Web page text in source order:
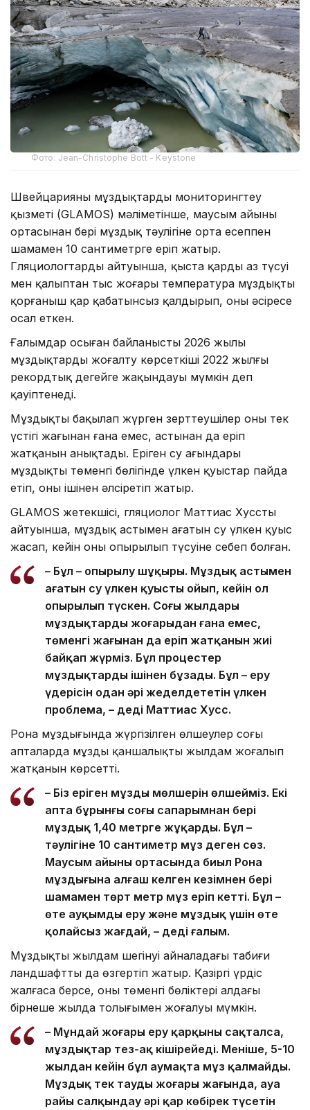
Фото: Jean-Christophe Bott - Keystone
Швейцарияның мұздықтарды мониторингтеу
қызметі (GLAMOS) мәліметінше, маусым айының
ортасынан бері мұздық тәулігіне орта есеппен
шамамен 10 сантиметрге еріп жатыр.
Гляциологтардың айтуынша, қыста қардың аз түсуі
мен қалыптан тыс жоғары температура мұздықты
қорғаныш қар қабатынсыз қалдырып, оны әсіресе
осал еткен.
Ғалымдар осыған байланысты 2026 жылы
мұздықтардың жоғалту көрсеткіші 2022 жылғы
рекордтық деңгейге жақындауы мүмкін деп
қауіптенеді.
Мұздықты бақылап жүрген зерттеушілер оның тек
үстіңгі жағынан ғана емес, астынан да еріп
жатқанын анықтады. Еріген су ағындары
мұздықтың төменгі бөлігінде үлкен қуыстар пайда
етіп, оны ішінен әлсіретіп жатыр.
GLAMOS жетекшісі, гляциолог Маттиас Хусстың
айтуынша, мұздық астымен ағатын су үлкен қуыс
жасап, кейін оның опырылып түсуіне себеп болған.
– Бұл – опырылу шұңқыры. Мұздық астымен
ағатын су үлкен қуысты ойып, кейін ол
опырылып түскен. Соңғы жылдары
мұздықтардың жоғарыдан ғана емес,
төменгі жағынан да еріп жатқанын жиі
байқап жүрміз. Бұл процестер
мұздықтарды ішінен бұзады. Бұл – еру
үдерісін одан әрі жеделдететін үлкен
проблема, – деді Маттиас Хусс.
Рона мұздығында жүргізілген өлшеулер соңғы
апталарда мұздың қаншалықты жылдам жоғалып
жатқанын көрсетті.
– Біз еріген мұздың мөлшерін өлшейміз. Екі
апта бұрынғы соңғы сапарымнан бері
мұздық 1,40 метрге жұқарды. Бұл –
тәулігіне 10 сантиметр мұз деген сөз.
Маусым айының ортасында биыл Рона
мұздығына алғаш келген кезімнен бері
шамамен төрт метр мұз еріп кетті. Бұл –
өте ауқымды еру және мұздық үшін өте
қолайсыз жағдай, – деді ғалым.
Мұздықтың жылдам шегінуі айналадағы табиғи
ландшафтты да өзгертіп жатыр. Қазіргі үрдіс
жалғаса берсе, оның төменгі бөліктері алдағы
бірнеше жылда толығымен жоғалуы мүмкін.
– Мұндай жоғары еру қарқыны сақталса,
мұздықтар тез-ақ кішірейеді. Меніңше, 5-10
жылдан кейін бұл аумақта мұз қалмайды.
Мұздық тек таудың жоғары жағында, ауа
райы салқындау әрі қар көбірек түсетін